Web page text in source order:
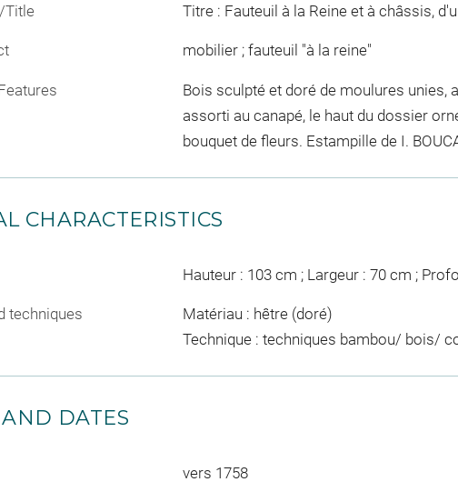
Title Titre : Fauteuil à la Reine et à châssis,
mobilier ; fauteuil "à la reine"
Bois sculpté et doré de moulures unies,
assorti au canapé, le haut du dossier
bouquet de fleurs. Estampille de I.
CHARACTERISTICS
Hauteur : 103 cm ; Largeur : 70 cm ;
techniques
Matériau : hêtre (doré)
Technique : techniques bambou/ bois/
AND DATES
vers 1758